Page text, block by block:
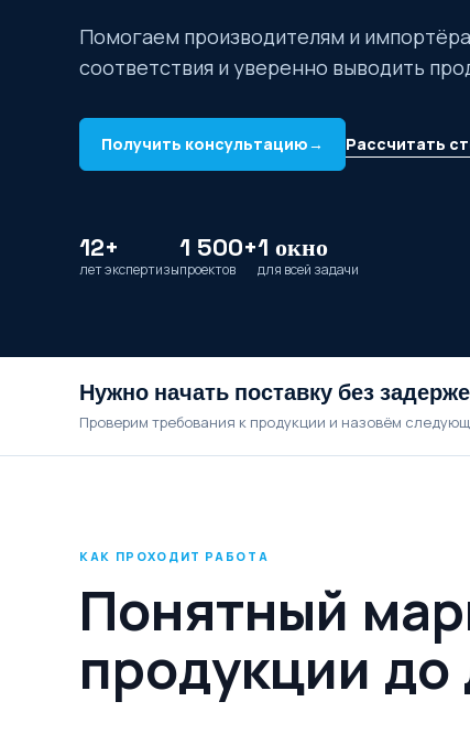
Помогаем производителям и
соответствия и уверенно выводить
Получить консультацию→ Рассчитать
12+
лет экспертизы
1 500+
проектов
1 окно
для всей задачи
Нужно начать поставку без
Проверим требования к продукции и назовём
КАК ПРОХОДИТ РАБОТА
Понятный
продукции до